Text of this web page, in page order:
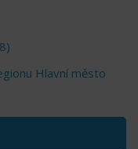
Hlavní město